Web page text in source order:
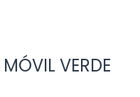
VERDE